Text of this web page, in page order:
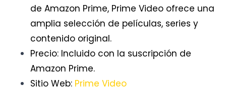
de Amazon Prime, Prime Video ofrece una
amplia selección de películas, series y
contenido original.
Precio: Incluido con la suscripción de
Amazon Prime.
Sitio Web: Prime Video